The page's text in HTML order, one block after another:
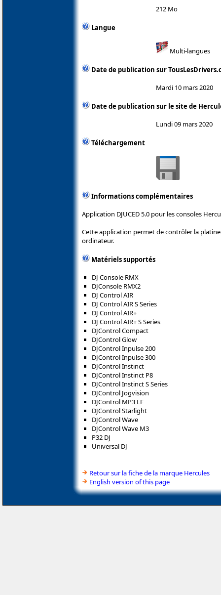
212 Mo
Langue
Multi-langues
Date de publication sur
Mardi 10 mars 2020
Date de publication sur le site de
Lundi 09 mars 2020
Téléchargement
Informations complémentaires
Application DJUCED 5.0 pour les consoles
Cette application permet de contrôler la
ordinateur.
Matériels supportés
DJ Console RMX
DJConsole RMX2
DJ Control AIR
DJ Control AIR S Series
DJ Control AIR+
DJ Control AIR+ S Series
DJControl Compact
DJControl Glow
DJControl Inpulse 200
DJControl Inpulse 300
DJControl Instinct
DJControl Instinct P8
DJControl Instinct S Series
DJControl Jogvision
DJControl MP3 LE
DJControl Starlight
DJControl Wave
DJControl Wave M3
P32 DJ
Universal DJ
Retour sur la fiche de la marque Hercules
English version of this page